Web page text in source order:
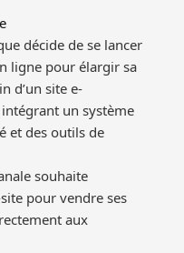
décide de se lancer
ligne pour élargir sa
d’un site e-
un système
et des outils de
souhaite
pour vendre ses
aux